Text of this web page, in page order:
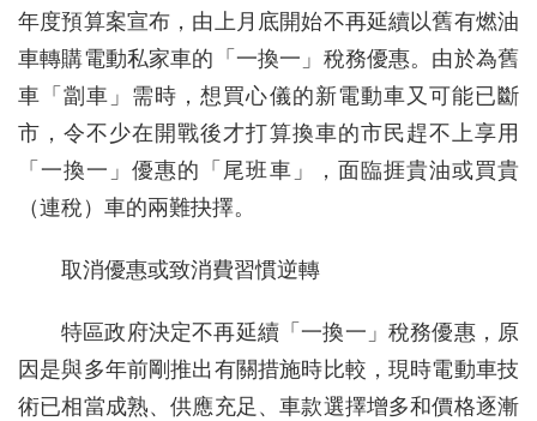
年度預算案宣布，由上月底開始不再延續以舊有燃油
車轉購電動私家車的「一換一」稅務優惠。由於為舊
車「劏車」需時，想買心儀的新電動車又可能已斷
市，令不少在開戰後才打算換車的市民趕不上享用
「一換一」優惠的「尾班車」，面臨捱貴油或買貴
（連稅）車的兩難抉擇。
取消優惠或致消費習慣逆轉
特區政府決定不再延續「一換一」稅務優惠，原
因是與多年前剛推出有關措施時比較，現時電動車技
術已相當成熟、供應充足、車款選擇增多和價格逐漸